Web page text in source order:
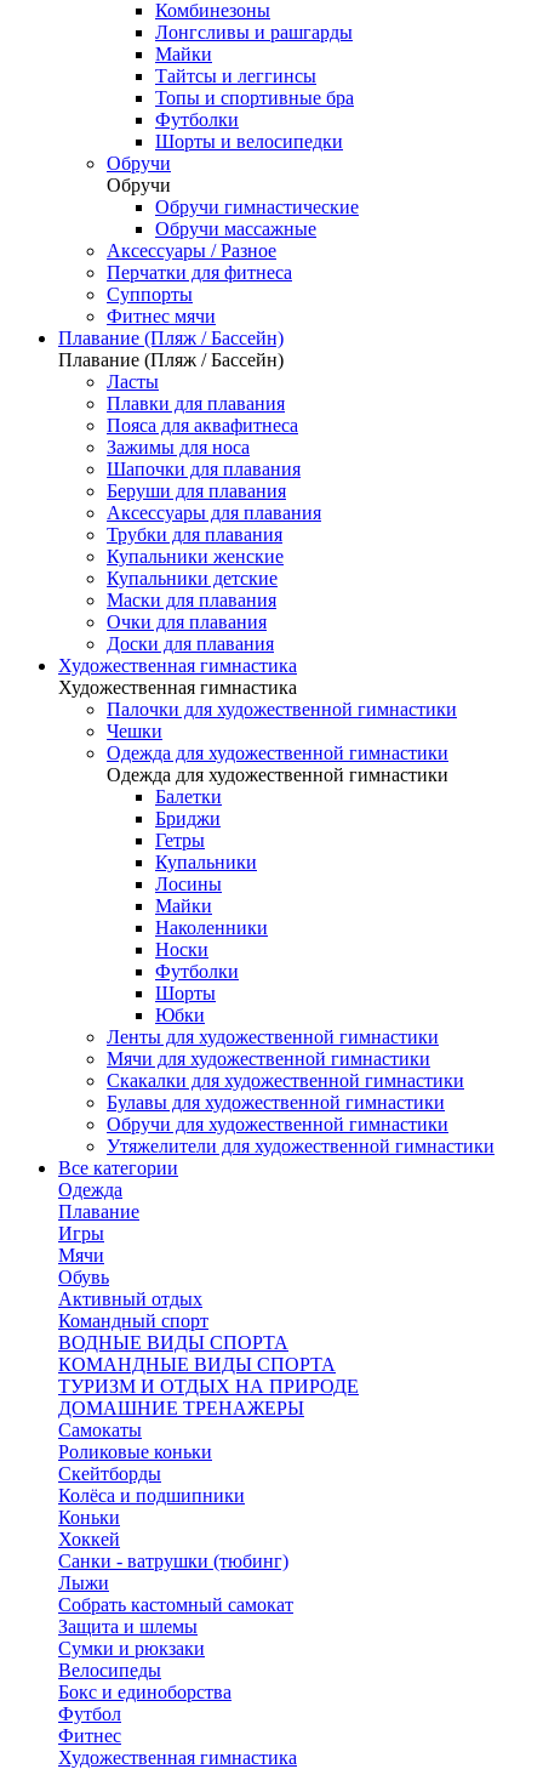
Комбинезоны
Лонгсливы и рашгарды
Майки
Тайтсы и леггинсы
Топы и спортивные бра
Футболки
Шорты и велосипедки
Обручи
Обручи
Обручи гимнастические
Обручи массажные
Аксессуары / Разное
Перчатки для фитнеса
Суппорты
Фитнес мячи
Плавание (Пляж / Бассейн)
Плавание (Пляж / Бассейн)
Ласты
Плавки для плавания
Пояса для аквафитнеса
Зажимы для носа
Шапочки для плавания
Беруши для плавания
Аксессуары для плавания
Трубки для плавания
Купальники женские
Купальники детские
Маски для плавания
Очки для плавания
Доски для плавания
Художественная гимнастика
Художественная гимнастика
Палочки для художественной гимнастики
Чешки
Одежда для художественной гимнастики
Одежда для художественной гимнастики
Балетки
Бриджи
Гетры
Купальники
Лосины
Майки
Наколенники
Носки
Футболки
Шорты
Юбки
Ленты для художественной гимнастики
Мячи для художественной гимнастики
Скакалки для художественной гимнастики
Булавы для художественной гимнастики
Обручи для художественной гимнастики
Утяжелители для художественной гимнастики
Все категории
Одежда
Плавание
Игры
Мячи
Обувь
Активный отдых
Командный спорт
ВОДНЫЕ ВИДЫ СПОРТА
КОМАНДНЫЕ ВИДЫ СПОРТА
ТУРИЗМ И ОТДЫХ НА ПРИРОДЕ
ДОМАШНИЕ ТРЕНАЖЕРЫ
Самокаты
Роликовые коньки
Скейтборды
Колёса и подшипники
Коньки
Хоккей
Санки - ватрушки (тюбинг)
Лыжи
Собрать кастомный самокат
Защита и шлемы
Сумки и рюкзаки
Велосипеды
Бокс и единоборства
Футбол
Фитнес
Художественная гимнастика